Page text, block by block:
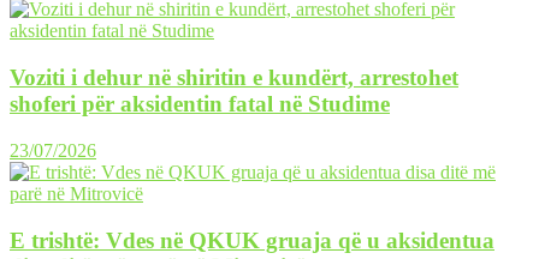
Voziti i dehur në shiritin e kundërt, arrestohet
shoferi për aksidentin fatal në Studime
23/07/2026
E trishtë: Vdes në QKUK gruaja që u aksidentua